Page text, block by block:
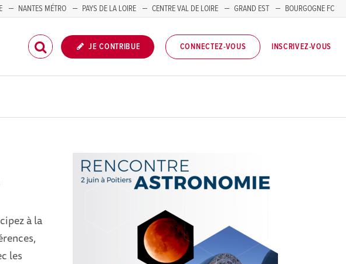
NANTES MÉTRO PAYS DE LA LOIRE CENTRE VAL DE LOIRE GRAND EST
BOURGOGNE FC
JE CONTRIBUE CONNECTEZ-VOUS INSCRIVEZ-VOUS
à la
les